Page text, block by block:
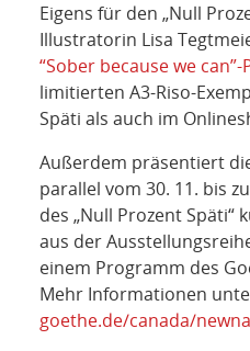
Eigens für den „Null
Illustratorin Lisa
“Sober because we can”-
limitierten A3-Riso-
Späti als auch im
Außerdem präsentiert
parallel vom 30. 11. bis
des „Null Prozent Späti“
aus der
einem Programm des
Mehr Informationen
goethe.de/canada/